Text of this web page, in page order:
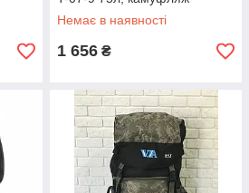
Немає в наявності
1 656 ₴